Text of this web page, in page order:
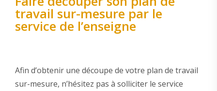
travail sur-mesure par le
service de l’enseigne
Afin d’obtenir une découpe de votre plan de travail
sur-mesure, n’hésitez pas à solliciter le service